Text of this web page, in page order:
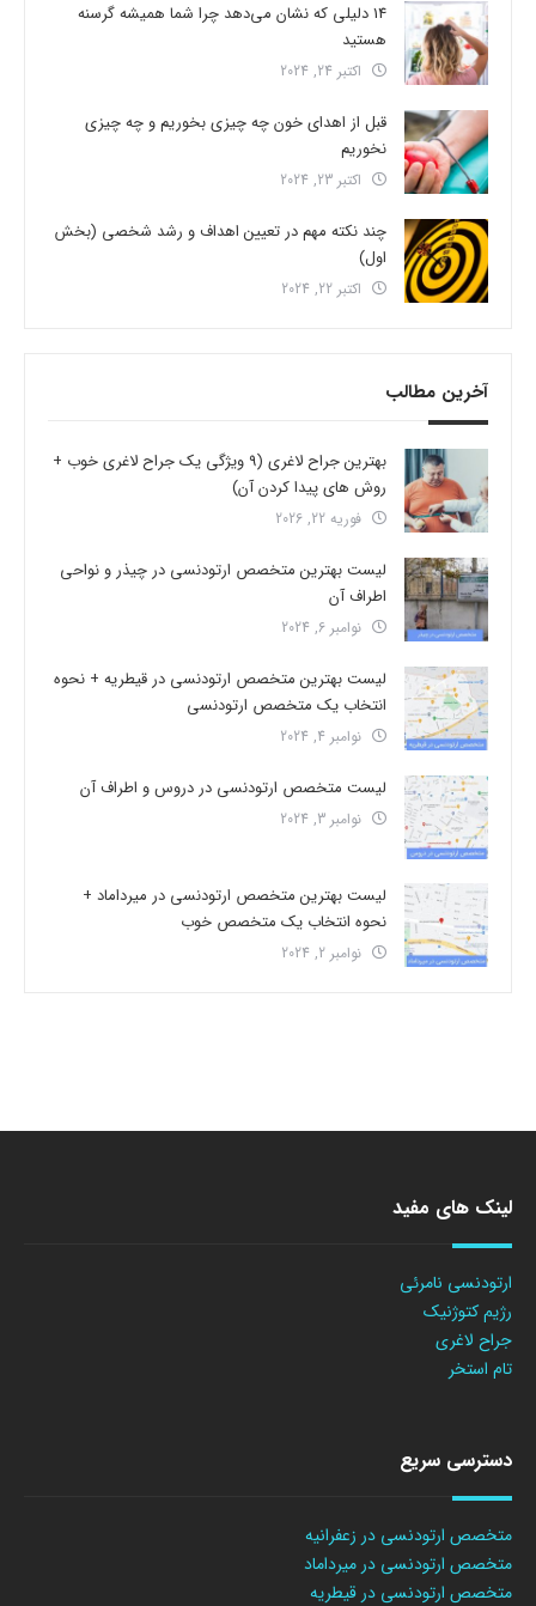
14 دلیلی که نشان می‌دهد چرا شما همیشه گرسنه
هستید
اکتبر 24, 2024
قبل از اهدای خون چه چیزی بخوریم و چه چیزی
نخوریم
اکتبر 23, 2024
چند نکته مهم در تعیین اهداف و رشد شخصی (بخش
اول)
اکتبر 22, 2024
آخرین مطالب
بهترین جراح لاغری (9 ویژگی یک جراح لاغری خوب +
روش های پیدا کردن آن)
فوریه 22, 2026
لیست بهترین متخصص ارتودنسی در چیذر و نواحی
اطراف آن
نوامبر 6, 2024
لیست بهترین متخصص ارتودنسی در قیطریه + نحوه
انتخاب یک متخصص ارتودنسی
نوامبر 4, 2024
لیست متخصص ارتودنسی در دروس و اطراف آن
نوامبر 3, 2024
لیست بهترین متخصص ارتودنسی در میرداماد +
نحوه انتخاب یک متخصص خوب
نوامبر 2, 2024
لینک های مفید
ارتودنسی نامرئی
رژیم کتوژنیک
جراح لاغری
تام استخر
دسترسی سریع
متخصص ارتودنسی در زعفرانیه
متخصص ارتودنسی در میرداماد
متخصص ارتودنسی در قیطریه